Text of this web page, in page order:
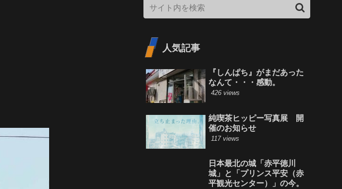
人気記事
『しんぱち』がまだあった
なんて・・・感動。
426 views
純喫茶ヒッピー写真展 開
催のお知らせ
117 views
日本最北の城「赤平徳川
城」と「プリンス平安（赤
平観光センター）」の今。